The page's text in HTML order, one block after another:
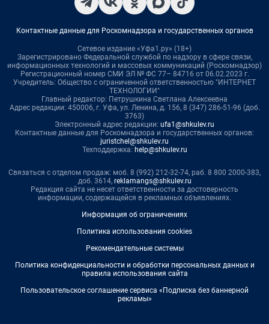
Контактные данные для Роскомнадзора и государственных органов
Сетевое издание «Уфа1.ру» (18+)
Зарегистрировано Федеральной службой по надзору в сфере связи,
информационных технологий и массовых коммуникаций (Роскомнадзор)
Регистрационный номер СМИ ЭЛ № ФС 77– 84716 от 06.02.2023 г.
Учредитель: Общество с ограниченной ответственностью "ИНТЕРНЕТ
ТЕХНОЛОГИИ"
Главный редактор: Петрушкина Светлана Алексеевна
Адрес редакции: 450006, г. Уфа, ул. Ленина, д. 156, 8 (347) 286-51-96 (доб.
3763)
Электронный адрес редакции: ufa1@shkulev.ru
Контактные данные для Роскомнадзора и государственных органов:
juristchel@shkulev.ru
Техподдержка: help@shkulev.ru
Связаться с отделом продаж: моб. 8 (992) 212-32-74, раб. 8 800 2000-383,
доб. 3614, reklamangs@shkulev.ru
Редакция сайта не несет ответственности за достоверность
информации, содержащейся в рекламных объявлениях.
Информация об ограничениях
Политика использования cookies
Рекомендательные системы
Политика конфиденциальности и обработки персональных данных и
правила использования сайта
Пользовательское соглашение сервиса «Подписка без баннерной
рекламы»